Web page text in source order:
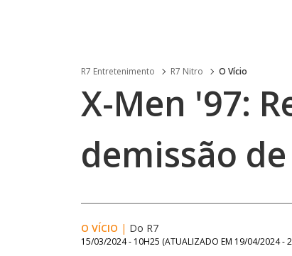
R7 Entretenimento R7 Nitro O Vício
X-Men '97:
demissão
O VÍCIO | Do R7
15/03/2024 - 10H25 (ATUALIZADO EM 19/04/2024 -